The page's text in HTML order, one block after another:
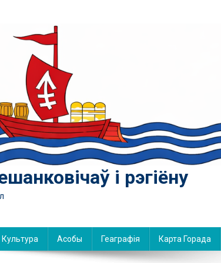
і рэгіёну
Культура Асобы Геаграфія Карта Горада